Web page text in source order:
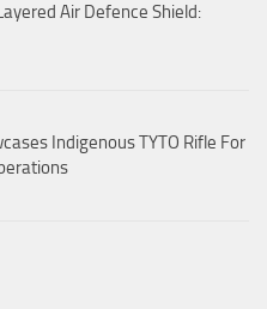
Air Defence Shield:
Indigenous TYTO Rifle For